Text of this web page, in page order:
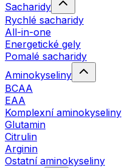
Sacharidy
Rychlé sacharidy
All-in-one
Energetické gely
Pomalé sacharidy
Aminokyseliny
BCAA
EAA
Komplexní aminokyseliny
Glutamin
Citrulin
Arginin
Ostatní aminokyseliny